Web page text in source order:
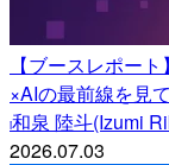
【ブースレポー
×AIの最前線を見
i和泉 陸斗(Izumi
2026.07.03